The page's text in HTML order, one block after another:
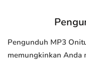
Pengunduh MP3
memungkinkan Anda